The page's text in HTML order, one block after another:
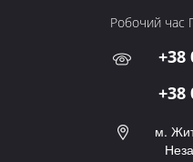
Робочий час
+38
+38
м.